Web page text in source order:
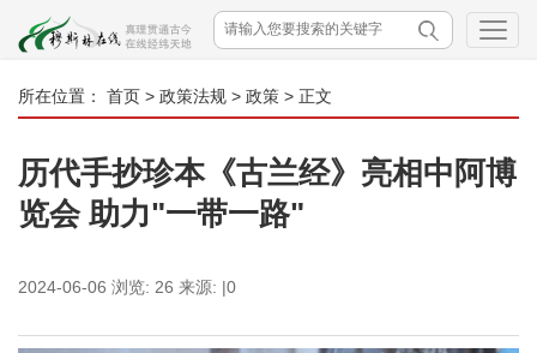
所在位置： 首页 > 政策法规 > 政策 > 正文
历代手抄珍本《古兰经》亮相中阿博
览会 助力"一带一路"
2024-06-06 浏览: 26 来源: |0